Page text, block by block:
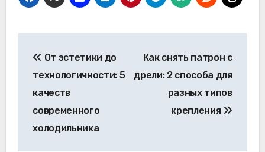
по
записям
От эстетики до
технологичности: 5
качеств
современного
холодильника
Как снять патрон с
дрели: 2 способа для
разных типов
крепления